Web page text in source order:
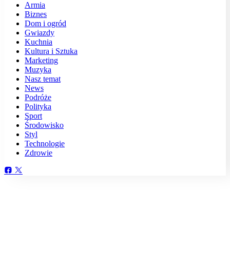
Armia
Biznes
Dom i ogród
Gwiazdy
Kuchnia
Kultura i Sztuka
Marketing
Muzyka
Nasz temat
News
Podróże
Polityka
Sport
Środowisko
Styl
Technologie
Zdrowie